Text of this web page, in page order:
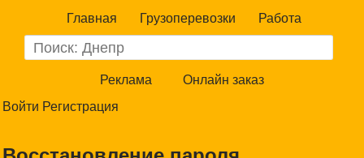
Главная Грузоперевозки Работа
Реклама
Онлайн заказ
Войти Регистрация